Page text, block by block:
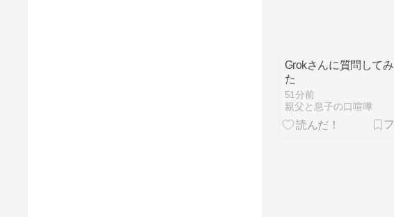
Grokさんに質問してみ
た
51分前
親父と息子の口喧嘩